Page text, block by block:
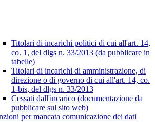
Titolari di incarichi politici di cui all'art. 14,
co. 1, del dlgs n. 33/2013 (da pubblicare in
tabelle)
Titolari di incarichi di amministrazione, di
direzione o di governo di cui all'art. 14, co.
1-bis, del dlgs n. 33/2013
Cessati dall'incarico (documentazione da
pubblicare sul sito web)
per mancata comunicazione dei dati